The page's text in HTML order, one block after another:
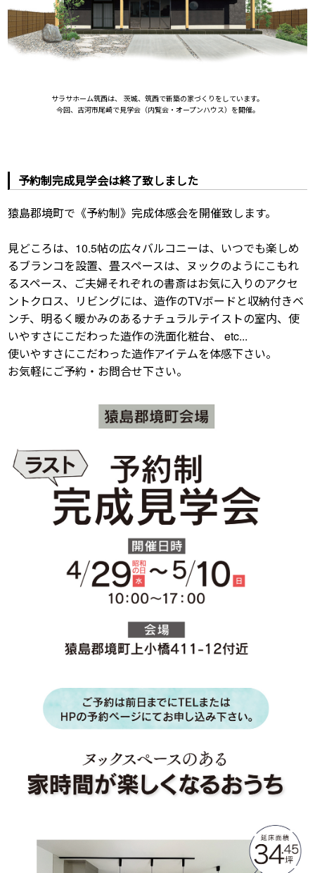
サラサホーム筑西は、 茨城、筑西で新築の家づくりをしています。
今回、古河市尾崎で見学会（内覧会・オープンハウス）を開催。
予約制完成見学会は終了致しました
猿島郡境町で《予約制》完成体感会を開催致します。
見どころは、10.5帖の広々バルコニーは、いつでも楽しめ
るブランコを設置、畳スペースは、ヌックのようにこもれ
るスペース、ご夫婦それぞれの書斎はお気に入りのアクセ
ントクロス、リビングには、造作のTVボードと収納付きベ
ンチ、明るく暖かみのあるナチュラルテイストの室内、使
いやすさにこだわった造作の洗面化粧台、 etc...
使いやすさにこだわった造作アイテムを体感下さい。
お気軽にご予約・お問合せ下さい。